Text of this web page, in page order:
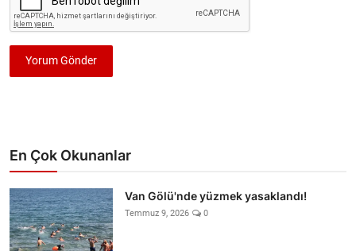
Yorum Gönder
En Çok Okunanlar
Van Gölü'nde yüzmek yasaklandı!
Temmuz 9, 2026 0